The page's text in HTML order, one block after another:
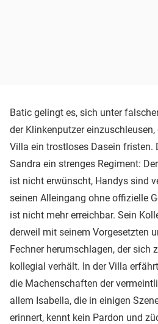
Batic gelingt es, sich unter
der Klinkenputzer
Villa ein trostloses Dasein fristen.
Sandra ein strenges Regiment:
ist nicht erwünscht, Handys sind
seinen Alleingang ohne offizielle
ist nicht mehr erreichbar. Sein
derweil mit seinem Vorgesetzten
Fechner herumschlagen, der sich
kollegial verhält. In der Villa
die Machenschaften der
allem Isabella, die in einigen
erinnert, kennt kein Pardon und